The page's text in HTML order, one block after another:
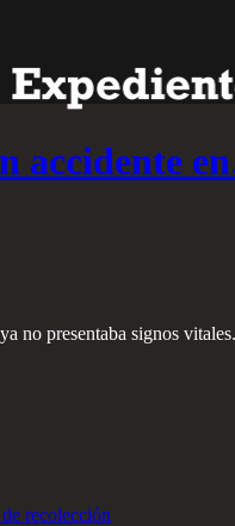
accidente
no presentaba signos vitales.
recolección